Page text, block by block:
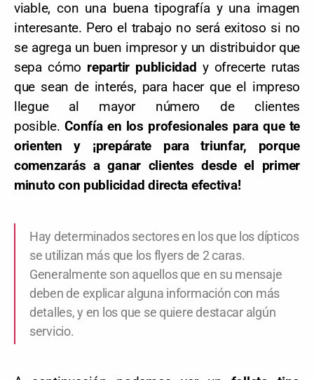
viable, con una buena tipografía y una imagen
interesante. Pero el trabajo no será exitoso si no
se agrega un buen impresor y un distribuidor que
sepa cómo repartir publicidad y ofrecerte rutas
que sean de interés, para hacer que el impreso
llegue al mayor número de clientes
posible. Confía en los profesionales para que te
orienten y ¡prepárate para triunfar, porque
comenzarás a ganar clientes desde el primer
minuto con publicidad directa efectiva!
Hay determinados sectores en los que los dípticos
se utilizan más que los flyers de 2 caras.
Generalmente son aquellos que en su mensaje
deben de explicar alguna información con más
detalles, y en los que se quiere destacar algún
servicio.